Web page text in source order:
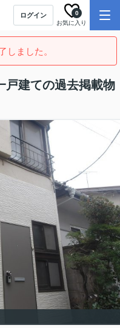
ログイン
お気に入り
0
しました。
戸建ての過去掲載物